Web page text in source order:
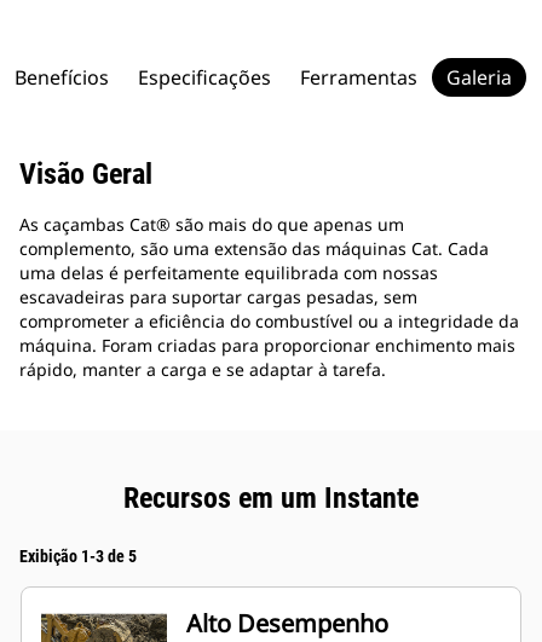
Benefícios Especificações Ferramentas Galeria
Visão Geral
As caçambas Cat® são mais do que apenas um
complemento, são uma extensão das máquinas Cat. Cada
uma delas é perfeitamente equilibrada com nossas
escavadeiras para suportar cargas pesadas, sem
comprometer a eficiência do combustível ou a integridade da
máquina. Foram criadas para proporcionar enchimento mais
rápido, manter a carga e se adaptar à tarefa.
Recursos em um Instante
Exibição 1-3 de 5
Alto Desempenho